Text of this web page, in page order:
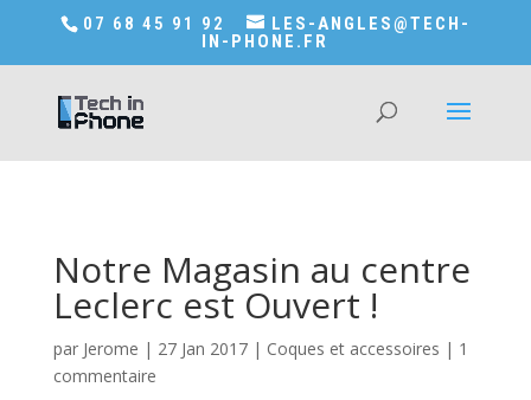
Accédez a Shop-in-tech-in-phone
07 68 45 91 92
LES-ANGLES@TECH-
IN-PHONE.FR
Notre Magasin au centre
Leclerc est Ouvert !
par Jerome | 27 Jan 2017| Coques et accessoires | 1
commentaire